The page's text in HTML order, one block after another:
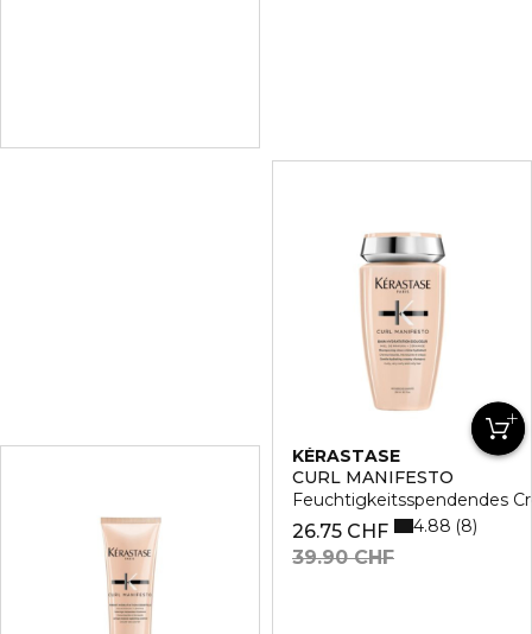
KÉRASTASE
CURL MANIFESTO
Feuchtigkeitsspendendes
26.75 CHF
39.90 CHF
4.88 8